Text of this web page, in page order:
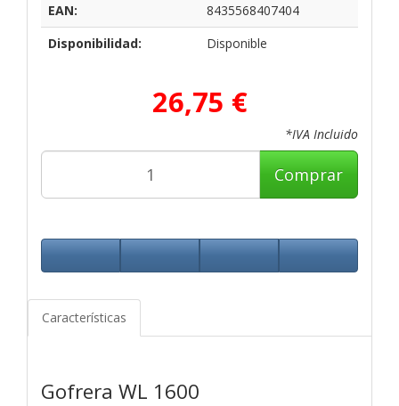
EAN:
8435568407404
Disponibilidad:
Disponible
26,75 €
*IVA Incluido
Comprar
Características
Gofrera WL 1600